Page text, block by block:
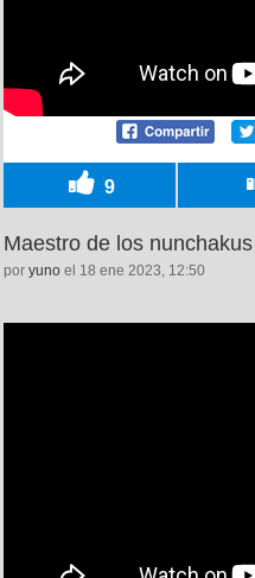
9
Maestro de los
por yuno el 18 ene 2023, 12:50